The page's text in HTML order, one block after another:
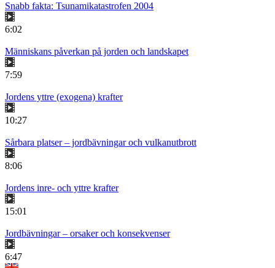
Snabb fakta: Tsunamikatastrofen 2004
6:02
Människans påverkan på jorden och landskapet
7:59
Jordens yttre (exogena) krafter
10:27
Sårbara platser – jordbävningar och vulkanutbrott
8:06
Jordens inre- och yttre krafter
15:01
Jordbävningar – orsaker och konsekvenser
6:47